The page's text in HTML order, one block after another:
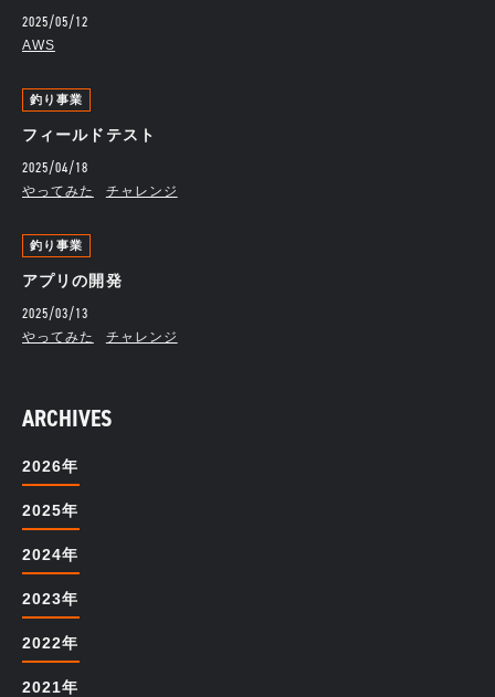
2025/05/12
AWS
釣り事業
フィールドテスト
2025/04/18
やってみた チャレンジ
釣り事業
アプリの開発
2025/03/13
やってみた チャレンジ
ARCHIVES
2026年
2025年
2024年
2023年
2022年
2021年